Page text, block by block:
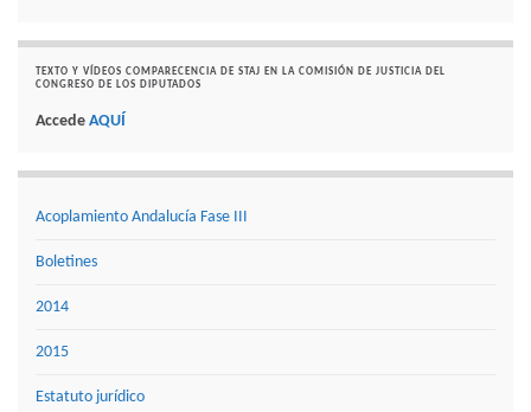
TEXTO Y VÍDEOS COMPARECENCIA DE STAJ EN LA COMISIÓN DE JUSTICIA DEL
CONGRESO DE LOS DIPUTADOS
Accede AQUÍ
Acoplamiento Andalucía Fase III
Boletines
2014
2015
Estatuto jurídico